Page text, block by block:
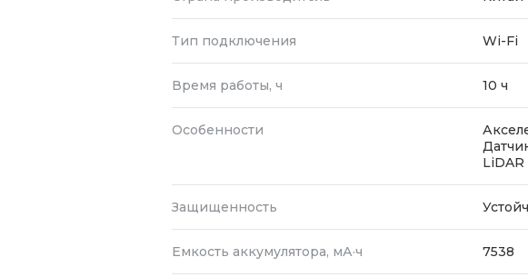
Тип подключения Wi-Fi
Время работы, ч 10 ч
Особенности
LiDAR
Защищенность
Емкость аккумулятора, мА·ч 7538